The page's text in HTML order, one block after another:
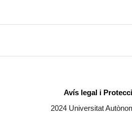
Avís legal i
2024 Universitat